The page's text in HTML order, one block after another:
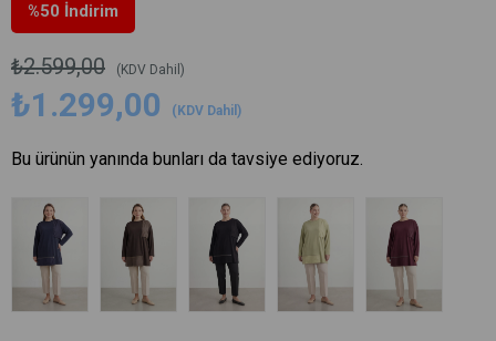
%50 İndirim
₺2.599,00 (KDV Dahil)
₺1.299,00 (KDV Dahil)
Bu ürünün yanında bunları da tavsiye ediyoruz.